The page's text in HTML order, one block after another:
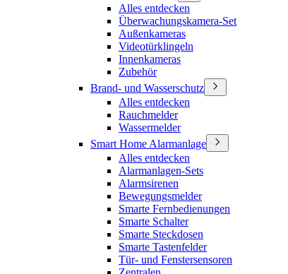
Alles entdecken
Überwachungskamera-Set
Außenkameras
Videotürklingeln
Innenkameras
Zubehör
Brand- und Wasserschutz
Alles entdecken
Rauchmelder
Wassermelder
Smart Home Alarmanlage
Alles entdecken
Alarmanlagen-Sets
Alarmsirenen
Bewegungsmelder
Smarte Fernbedienungen
Smarte Schalter
Smarte Steckdosen
Smarte Tastenfelder
Tür- und Fenstersensoren